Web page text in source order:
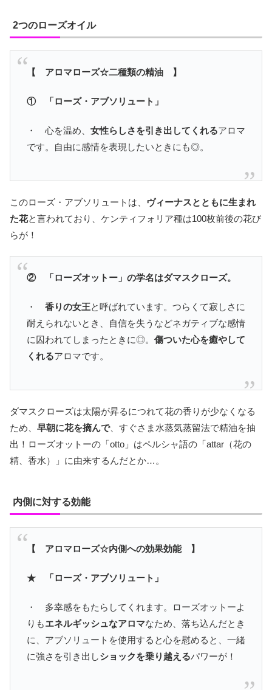
2つのローズオイル
【 アロマローズ☆二種類の精油 】
① 「ローズ・アブソリュート」
・ 心を温め、 女性らしさを引き出してくれるアロマ
です。自由に感情を表現したいときにも◎。
このローズ・アブソリュートは、 ヴィーナスとともに生まれ
た花と言われており、ケンティフォリア種は100枚前後の花び
らが！
② 「ローズオットー」の学名はダマスクローズ。
・ 香りの女王と呼ばれています。つらくて寂しさに
耐えられないとき、自信を失うなどネガティブな感情
に囚われてしまったときに◎。 傷ついた心を癒やして
くれるアロマです。
ダマスクローズは太陽が昇るにつれて花の香りが少なくなる
ため、 早朝に花を摘んで、すぐさま水蒸気蒸留法で精油を抽
出！ローズオットーの「otto」はペルシャ語の「attar（花の
精、香水）」に由来するんだとか…。
内側に対する効能
【 アロマローズ☆内側への効果効能 】
★ 「ローズ・アブソリュート」
・ 多幸感をもたらしてくれます。ローズオットーよ
りもエネルギッシュなアロマなため、落ち込んだとき
に、アブソリュートを使用すると心を慰めると、一緒
に強さを引き出しショックを乗り越えるパワーが！